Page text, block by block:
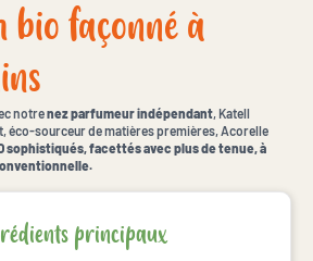
façonné à
notrenez parfumeur indépendant , Katell
éco-sourceur de matières premières, Acorelle
sophistiqués, facettés avec plus de tenue, à
principaux